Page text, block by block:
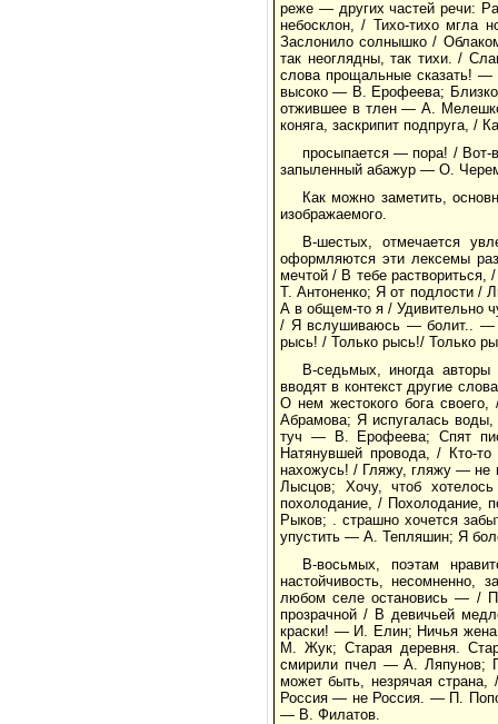
реже — других частей речи:
небосклон, / Тихо-тихо
Заслонило солнышко /
так неоглядны, так тихи. /
слова прощальные сказать!
высоко — В. Ерофеева;
отжившее в тлен — А.
коняга, заскрипит подпруга, /
просыпается — пора! / Вот-
запыленный абажур — О.
Как можно заметить,
изображаемого.
В-шестых, отмечается
оформляются эти лексемы
мечтой / В тебе
Т. Антоненко; Я от подлости
А в общем-то я / Удивительно
/ Я вслушиваюсь — болит.. —
рысь! / Только рысь!/ Только
В-седьмых, иногда
вводят в контекст другие
О нем жестокого бога
Абрамова; Я испугалась
туч — В. Ерофеева; Спят
Натянувшей провода, / Кто-
нахожусь! / Гляжу, гляжу —
Лысцов; Хочу, чтоб
похолодание, / Похолодание,
Рыков; . страшно хочется
упустить — А. Тепляшин; Я
В-восьмых, поэтам
настойчивость, несомненно,
любом селе остановись — /
прозрачной / В девичьей
краски! — И. Елин; Ничья
М. Жук; Старая деревня.
смирили пчел — А. Ляпунов;
может быть, незрячая
Россия — не Россия. — П.
— В. Филатов.